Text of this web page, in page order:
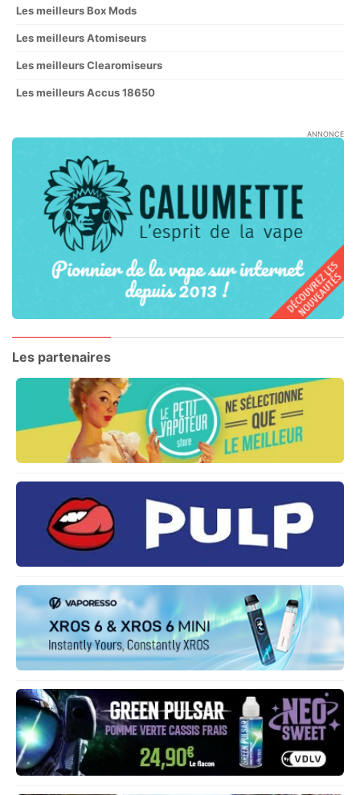
Les meilleurs Box Mods
Les meilleurs Atomiseurs
Les meilleurs Clearomiseurs
Les meilleurs Accus 18650
ANNONCE
Les partenaires